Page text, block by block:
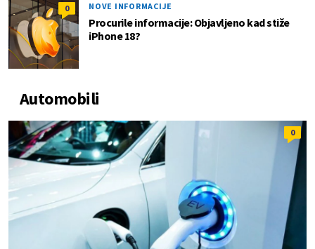
0 NOVE INFORMACIJE
Procurile informacije: Objavljeno kad stiže
iPhone 18?
Automobili
0